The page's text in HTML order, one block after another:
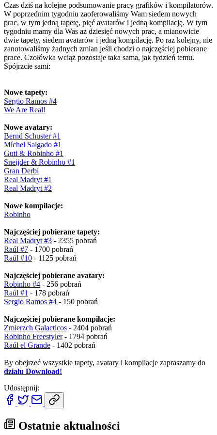
Czas dziś na kolejne podsumowanie pracy grafików i kompilatorów.
W poprzednim tygodniu zaoferowaliśmy Wam siedem nowych
prac, w tym jedną tapetę, pięć avatarów i jedną kompilację. W tym
tygodniu mamy dla Was aż dziesięć nowych prac, a mianowicie
dwie tapety, siedem avatarów i jedną kompilację. Po raz kolejny, nie
zanotowaliśmy żadnych zmian jeśli chodzi o najczęściej pobierane
prace. Czołówka wciąż pozostaje taka sama, jak tydzień temu.
Spójrzcie sami:
Nowe tapety:
Sergio Ramos #4
We Are Real!
Nowe avatary:
Bernd Schuster #1
Míchel Salgado #1
Guti & Robinho #1
Sneijder & Robinho #1
Gran Derbi
Real Madryt #1
Real Madryt #2
Nowe kompilacje:
Robinho
Najczęściej pobierane tapety:
Real Madryt #3 - 2355 pobrań
Raúl #7 - 1700 pobrań
Raúl #10 - 1125 pobrań
Najczęściej pobierane avatary:
Robinho #4 - 256 pobrań
Raúl #1 - 178 pobrań
Sergio Ramos #4 - 150 pobrań
Najczęściej pobierane kompilacje:
Zmierzch Galacticos - 2404 pobrań
Robinho Freestyler- 1794 pobrań
Raúl el Grande - 1402 pobrań
By obejrzeć wszystkie tapety, avatary i kompilacje zapraszamy do
działu Download!
Udostępnij:
Ostatnie aktualności